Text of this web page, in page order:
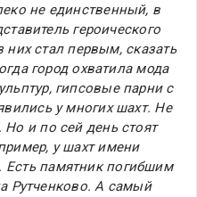
не единственный, в
героического
них стал первым, сказать
город охватила мода
гипсовые парни с
у многих шахт. Не
и по сей день стоят
у шахт имени
Есть памятник погибшим
Рутченково. А самый